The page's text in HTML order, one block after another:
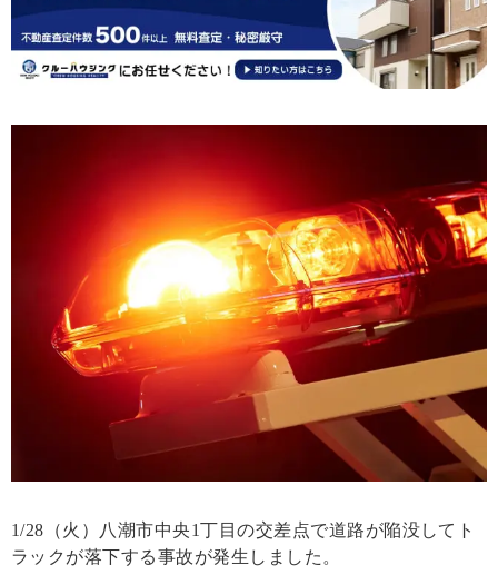
1/28（火）八潮市中央1丁目の交差点で道路が陥没してト
ラックが落下する事故が発生しました。